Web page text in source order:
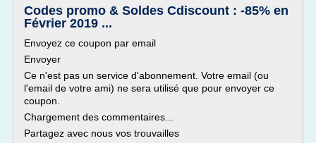
Codes promo & Soldes Cdiscount : -85% en
Février 2019 ...
Envoyez ce coupon par email
Envoyer
Ce n'est pas un service d'abonnement. Votre email (ou
l'email de votre ami) ne sera utilisé que pour envoyer ce
coupon.
Chargement des commentaires...
Partagez avec nous vos trouvailles